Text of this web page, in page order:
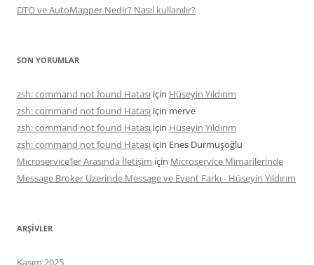
DTO ve AutoMapper Nedir? Nasıl kullanılır?
SON YORUMLAR
zsh: command not found Hatası için Hüseyin Yıldırım
zsh: command not found Hatası için merve
zsh: command not found Hatası için Hüseyin Yıldırım
zsh: command not found Hatası için Enes Durmuşoğlu
Microservice’ler Arasında İletişim için Microservice Mimarilerinde
Message Broker Üzerinde Message ve Event Farkı - Hüseyin Yıldırım
ARŞIVLER
Kasım 2025